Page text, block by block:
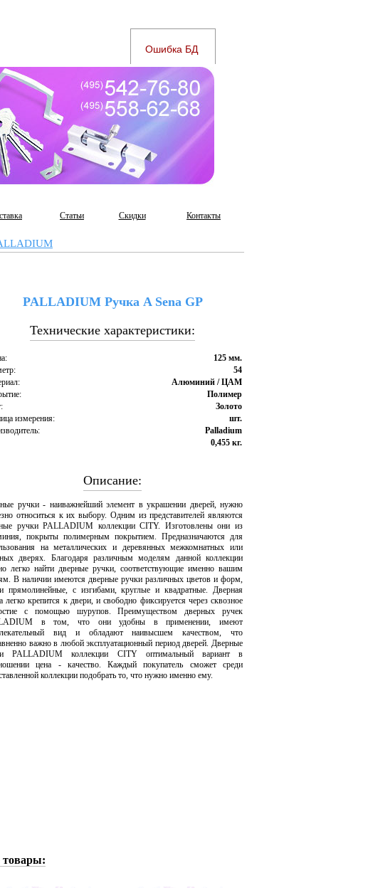
Статьи Скидки Контакты
PALLADIUM Ручка A Sena GP
Технические характеристики:
125 мм.
54
Алюминий / ЦАМ
Полимер
Золото
измерения:
шт.
Palladium
0,455 кг.
Описание:
ручки - наиважнейший элемент в украшении дверей, нужно
относиться к их выбору. Одним из представителей являются
ручки PALLADIUM коллекции CITY. Изготовлены они из
покрыты полимерным покрытием. Предназначаются для
на металлических и деревянных межкомнатных или
дверях. Благодаря различным моделям данной коллекции
легко найти дверные ручки, соответствующие именно вашим
В наличии имеются дверные ручки различных цветов и форм,
прямолинейные, с изгибами, круглые и квадратные. Дверная
легко крепится к двери, и свободно фиксируется через сквозное
с помощью шурупов. Преимуществом дверных ручек
в том, что они удобны в применении, имеют
вид и обладают наивысшем качеством, что
важно в любой эксплуатационный период дверей. Дверные
PALLADIUM коллекции CITY оптимальный вариант в
цена - качество. Каждый покупатель сможет среди
коллекции подобрать то, что нужно именно ему.
товары: